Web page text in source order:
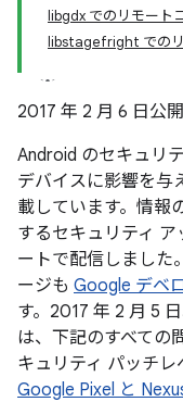
libgdx でのリモート
libstagefright での
2017 年 2 月 6 日公
Android のセキュリ
デバイスに影響を与
載しています。情報
するセキュリティ
ートで配信しました
ージも Google デベ
す。2017 年 2 月 5
は、下記のすべての
キュリティ パッチレ
Google Pixel と